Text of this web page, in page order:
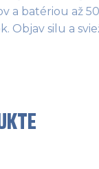
a batériou až
silu a